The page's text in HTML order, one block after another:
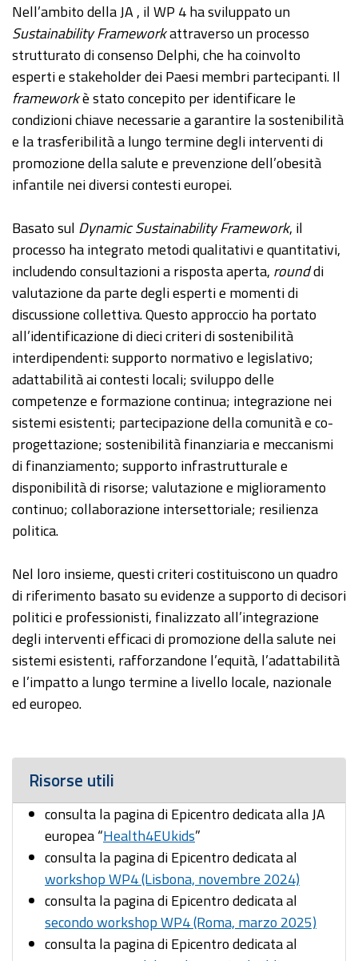
Nell’ambito della JA , il WP 4 ha sviluppato un
Sustainability Frameworkattraverso un processo
strutturato di consenso Delphi, che ha coinvolto
esperti e stakeholder dei Paesi membri partecipanti. Il
frameworkè stato concepito per identificare le
condizioni chiave necessarie a garantire la sostenibilità
e la trasferibilità a lungo termine degli interventi di
promozione della salute e prevenzione dell’obesità
infantile nei diversi contesti europei.
Basato sul Dynamic Sustainability Framework, il
processo ha integrato metodi qualitativi e quantitativi,
includendo consultazioni a risposta aperta, rounddi
valutazione da parte degli esperti e momenti di
discussione collettiva. Questo approccio ha portato
all’identificazione di dieci criteri di sostenibilità
interdipendenti: supporto normativo e legislativo;
adattabilità ai contesti locali; sviluppo delle
competenze e formazione continua; integrazione nei
sistemi esistenti; partecipazione della comunità e co-
progettazione; sostenibilità finanziaria e meccanismi
di finanziamento; supporto infrastrutturale e
disponibilità di risorse; valutazione e miglioramento
continuo; collaborazione intersettoriale; resilienza
politica.
Nel loro insieme, questi criteri costituiscono un quadro
di riferimento basato su evidenze a supporto di decisori
politici e professionisti, finalizzato all’integrazione
degli interventi efficaci di promozione della salute nei
sistemi esistenti, rafforzandone l’equità, l’adattabilità
e l’impatto a lungo termine a livello locale, nazionale
ed europeo.
Risorse utili
consulta la pagina di Epicentro dedicata alla JA
europea “Health4EUkids”
consulta la pagina di Epicentro dedicata al
workshop WP4 (Lisbona, novembre 2024)
consulta la pagina di Epicentro dedicata al
secondo workshop WP4 (Roma, marzo 2025)
consulta la pagina di Epicentro dedicata al